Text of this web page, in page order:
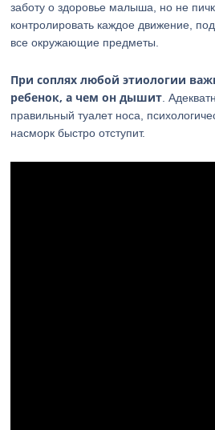
заботу о здоровье малыша, но не
контролировать каждое движение,
все окружающие предметы.
При соплях любой этиологии
ребенок, а чем он дышит .
правильный туалет носа,
насморк быстро отступит.